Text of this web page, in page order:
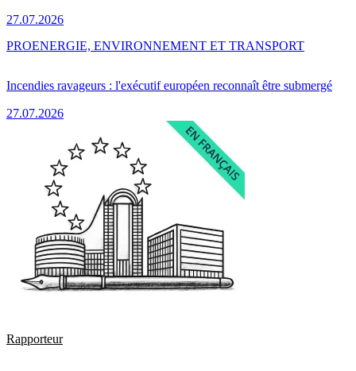
27.07.2026
Incendies ravageurs : l'exécutif européen reconnaît être submergé
27.07.2026
PROENERGIE, ENVIRONNEMENT ET TRANSPORT
Rapporteur